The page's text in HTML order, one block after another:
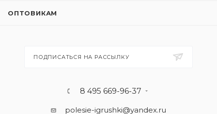
ОПТОВИКАМ
ПОДПИСАТЬСЯ НА РАССЫЛКУ
8 495 669-96-37
polesie-igrushki@yandex.ru